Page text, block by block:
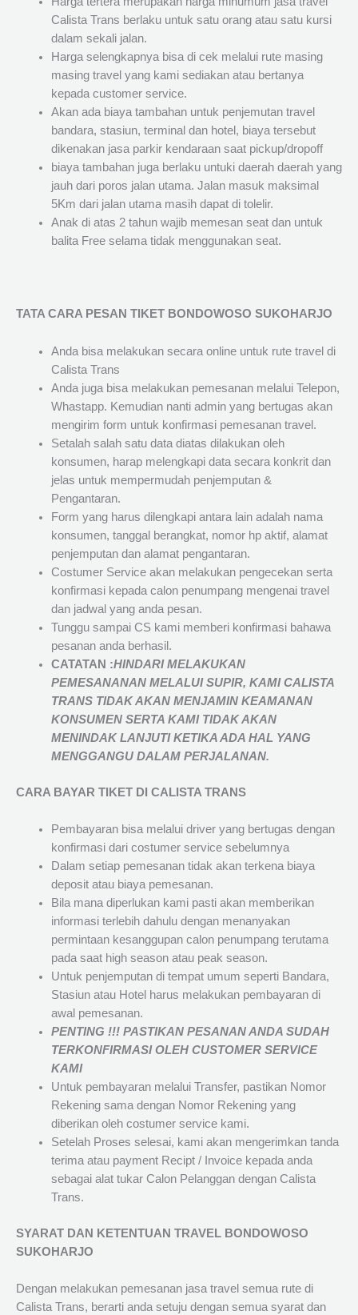
Calista Trans berlaku untuk satu orang atau satu kursi
dalam sekali jalan.
Harga selengkapnya bisa di cek melalui rute masing
masing travel yang kami sediakan atau bertanya
kepada customer service.
Akan ada biaya tambahan untuk penjemutan travel
bandara, stasiun, terminal dan hotel, biaya tersebut
dikenakan jasa parkir kendaraan saat pickup/dropoff
biaya tambahan juga berlaku untuki daerah daerah yang
jauh dari poros jalan utama. Jalan masuk maksimal
5Km dari jalan utama masih dapat di tolelir.
Anak di atas 2 tahun wajib memesan seat dan untuk
balita Free selama tidak menggunakan seat.
TATA CARA PESAN TIKET BONDOWOSO SUKOHARJO
Anda bisa melakukan secara online untuk rute travel di
Calista Trans
Anda juga bisa melakukan pemesanan melalui Telepon,
Whastapp. Kemudian nanti admin yang bertugas akan
mengirim form untuk konfirmasi pemesanan travel.
Setalah salah satu data diatas dilakukan oleh
konsumen, harap melengkapi data secara konkrit dan
jelas untuk mempermudah penjemputan &
Pengantaran.
Form yang harus dilengkapi antara lain adalah nama
konsumen, tanggal berangkat, nomor hp aktif, alamat
penjemputan dan alamat pengantaran.
Costumer Service akan melakukan pengecekan serta
konfirmasi kepada calon penumpang mengenai travel
dan jadwal yang anda pesan.
Tunggu sampai CS kami memberi konfirmasi bahawa
pesanan anda berhasil.
CATATAN :HINDARI MELAKUKAN
PEMESANANAN MELALUI SUPIR, KAMICALISTA
TRANSTIDAK AKAN MENJAMINKEAMANAN
KONSUMEN SERTA KAMI TIDAK AKAN
MENINDAK LANJUTI KETIKA ADA HAL YANG
MENGGANGU DALAM PERJALANAN.
CARA BAYAR TIKET DI CALISTA TRANS
Pembayaran bisa melalui driver yang bertugas dengan
konfirmasi dari costumer service sebelumnya
Dalam setiap pemesanan tidak akan terkena biaya
deposit atau biaya pemesanan.
Bila mana diperlukan kami pasti akan memberikan
informasi terlebih dahulu dengan menanyakan
permintaan kesanggupan calon penumpang terutama
pada saat high season atau peak season.
Untuk penjemputan di tempat umum seperti Bandara,
Stasiun atau Hotel harus melakukan pembayaran di
awal pemesanan.
PENTING !!! PASTIKAN PESANAN ANDA SUDAH
TERKONFIRMASI OLEH CUSTOMER SERVICE
KAMI
Untuk pembayaran melalui Transfer, pastikan Nomor
Rekening sama dengan Nomor Rekening yang
diberikan oleh costumer service kami.
Setelah Proses selesai, kami akan mengerimkan tanda
terima atau payment Recipt / Invoice kepada anda
sebagai alat tukar Calon Pelanggan dengan Calista
Trans.
SYARAT DAN KETENTUAN TRAVEL BONDOWOSO
SUKOHARJO
Dengan melakukan pemesanan jasa travel semua rute di
Calista Trans, berarti anda setuju dengan semua syarat dan